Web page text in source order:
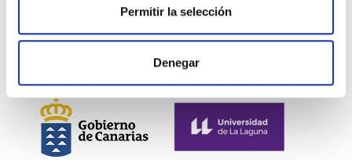
Permitir la selección
Denegar